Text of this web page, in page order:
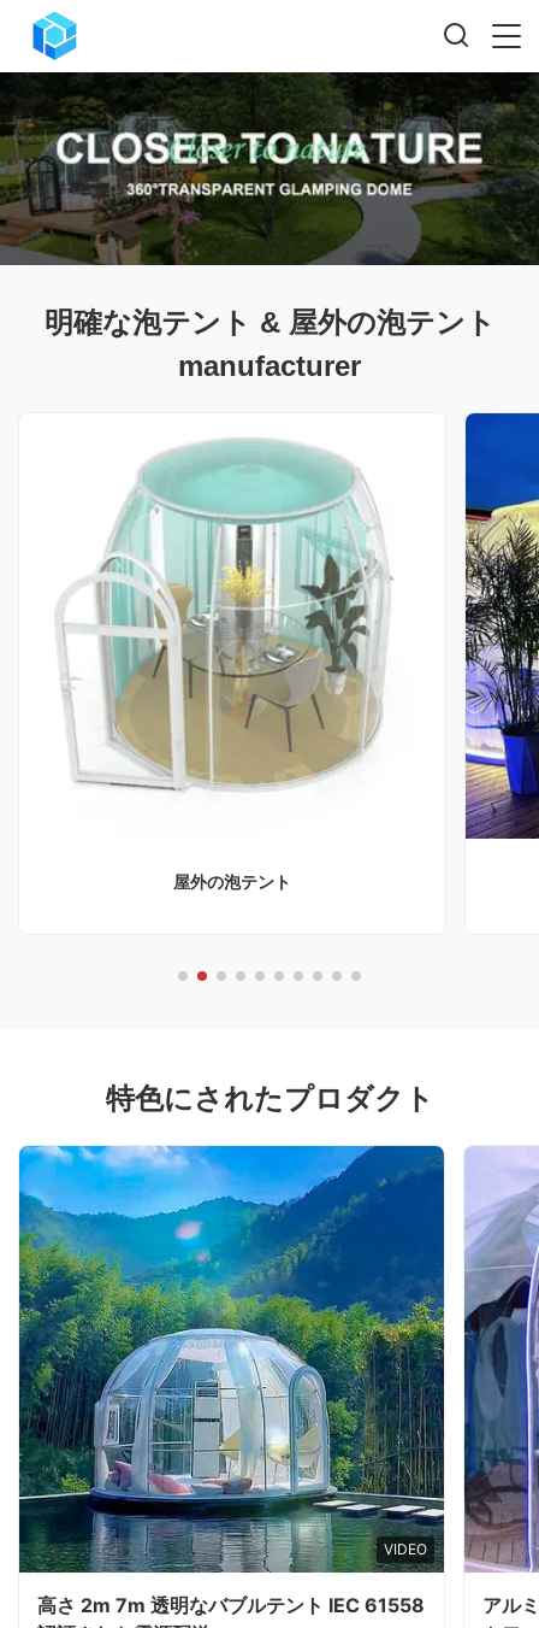
明確な泡テント & 屋外の泡テント
manufacturer
屋外の泡テント
特色にされたプロダクト
VIDEO
高さ 2m 7m 透明なバブルテント IEC 61558
アル